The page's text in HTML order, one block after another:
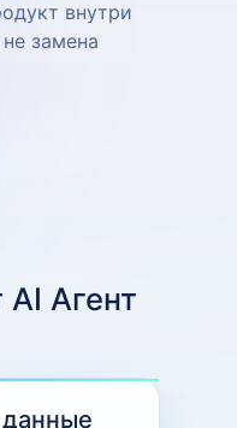
внутри
замена
AI Агент
данные